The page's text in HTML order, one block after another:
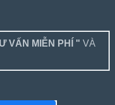
VẤN MIỄN PHÍ " VÀ